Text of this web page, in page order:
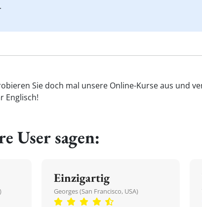
Sie doch mal unsere Online-Kurse aus und
Englisch!
User sagen:
Einzigartig
Georges (San Francisco, USA)